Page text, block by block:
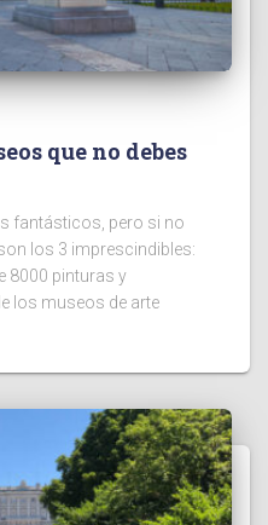
que no debes
fantásticos, pero si no
los 3 imprescindibles:
8000 pinturas y
los museos de arte